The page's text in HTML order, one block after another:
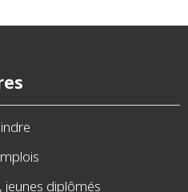
jeunes diplômés